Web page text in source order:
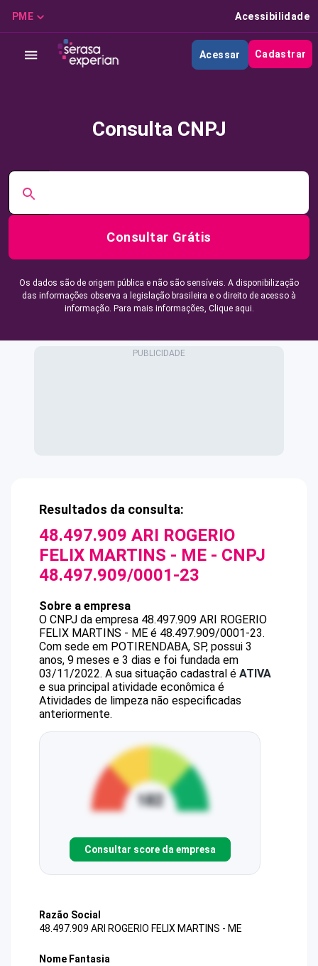
PME Acessibilidade
Acessar Cadastrar
Consulta CNPJ
Consultar Grátis
Os dados são de origem pública e não são sensíveis. A disponibilização
das informações observa a legislação brasileira e o direito de acesso à
informação. Para mais informações, Clique aqui.
Resultados da consulta:
48.497.909 ARI ROGERIO
FELIX MARTINS - ME - CNPJ
48.497.909/0001-23
Sobre a empresa
O CNPJ da empresa 48.497.909 ARI ROGERIO
FELIX MARTINS - ME é 48.497.909/0001-23.
Com sede em POTIRENDABA, SP, possui 3
anos, 9 meses e 3 dias e foi fundada em
03/11/2022. A sua situação cadastral é ATIVA
e sua principal atividade econômica é
Atividades de limpeza não especificadas
anteriormente.
Consultar score da empresa
Razão Social
48.497.909 ARI ROGERIO FELIX MARTINS - ME
Nome Fantasia